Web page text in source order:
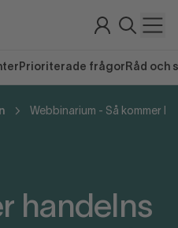
Prioriterade frågor Råd och
handelns